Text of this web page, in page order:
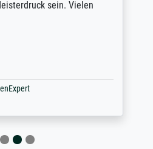
sein. Vielen